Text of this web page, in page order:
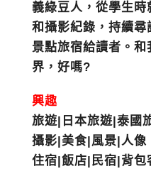
義綠豆人，從學生
和攝影紀錄，持續
景點旅宿給讀者。和
界，好嗎?
興趣
旅遊|日本旅遊|泰國
攝影|美食|風景|人像
住宿|飯店|民宿|背包